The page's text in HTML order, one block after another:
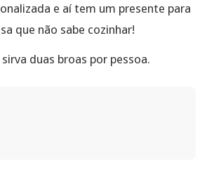
e aí tem um presente para
que não sabe cozinhar!
duas broas por pessoa.